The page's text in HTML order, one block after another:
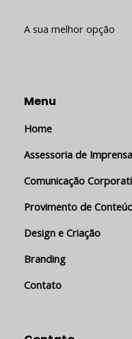
A sua melhor opção
Menu
Home
Assessoria de Imprensa
Comunicação
Provimento de
Design e Criação
Branding
Contato